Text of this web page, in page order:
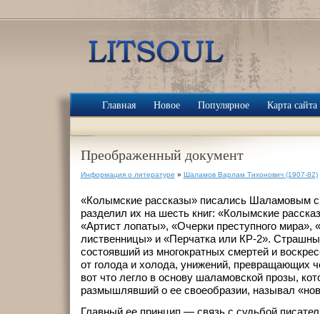
Главная Новое Популярное Карта сайта
Преображенный документ
Информация о литературе » Шаламов Варлам Тихонович (1907-82)
«Колымские рассказы» писались Шаламовым
разделил их на шесть книг: «Колымские
«Артист лопаты», «Очерки преступного мира»,
лиственницы» и «Перчатка или КР-2».
состоявший из многократных смертей и
от голода и холода, унижений, превращающих
вот что легло в основу шаламовской прозы,
размышлявший о ее своеобразии, называл
Главный ее принцип — связь с судьбой